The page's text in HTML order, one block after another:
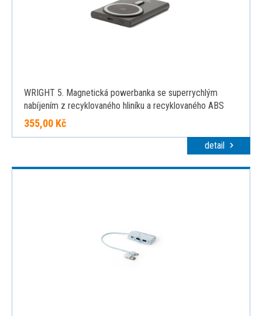
WRIGHT 5. Magnetická powerbanka se superrychlým
nabíjením z recyklovaného hliníku a recyklovaného ABS
5'000 mAh, černá
355,00 Kč
detail